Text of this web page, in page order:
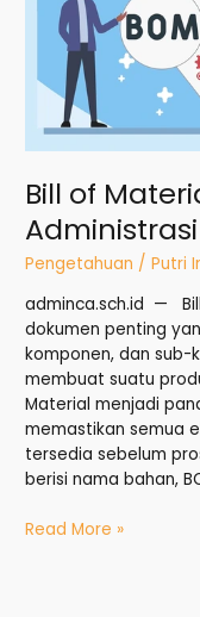
Bill of
Pengetahuan /Putri
adminca.sch.id —
dokumen penting
komponen, dan sub-
membuat suatu
Material menjadi
memastikan semua
tersedia sebelum
berisi nama bahan,
Wajib
Diketahui
Read More »